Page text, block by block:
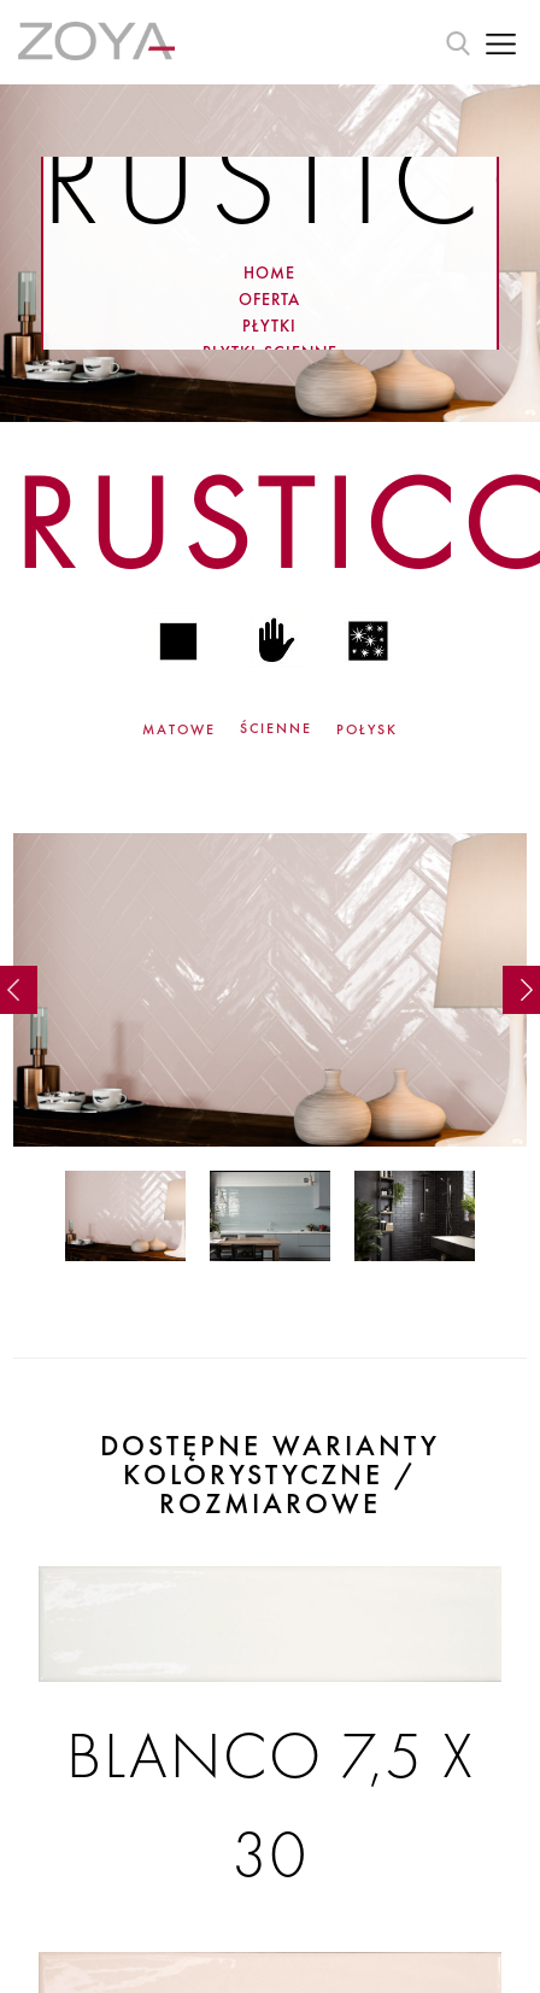
HOME
OFERTA
PŁYTKI
PLYTKI-SCIENNE
RUSTICO
MATOWE ŚCIENNE POŁYSK
DOSTĘPNE WARIANTY
KOLORYSTYCZNE /
ROZMIAROWE
BLANCO 7,5 X
30